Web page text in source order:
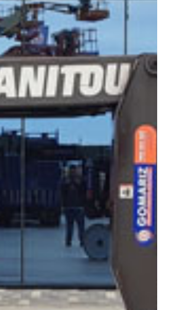
destacan por su gran maniobrabilidad,
reducidas y con capacidad de alcance
trabajos en interior contando con una altura
10 m
TÉCNICAS